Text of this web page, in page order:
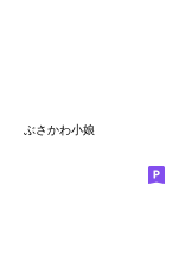
ぶさかわ小娘